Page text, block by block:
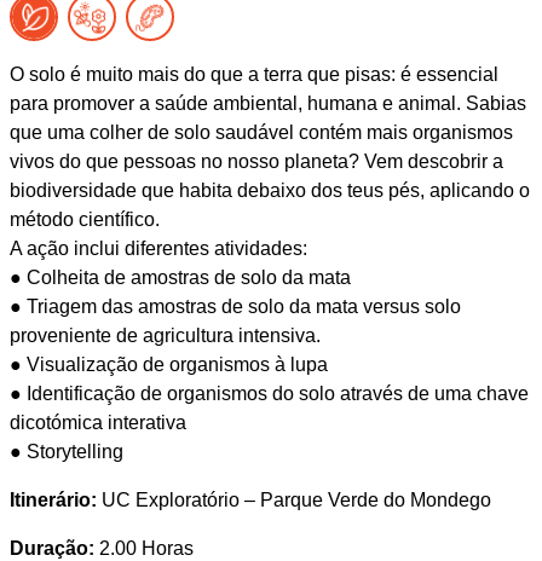
O solo é muito mais do que a terra que pisas: é essencial
para promover a saúde ambiental, humana e animal. Sabias
que uma colher de solo saudável contém mais organismos
vivos do que pessoas no nosso planeta? Vem descobrir a
biodiversidade que habita debaixo dos teus pés, aplicando o
método científico.
A ação inclui diferentes atividades:
● Colheita de amostras de solo da mata
● Triagem das amostras de solo da mata versus solo
proveniente de agricultura intensiva.
● Visualização de organismos à lupa
● Identificação de organismos do solo através de uma chave
dicotómica interativa
● Storytelling
Itinerário: UC Exploratório – Parque Verde do Mondego
Duração: 2.00 Horas